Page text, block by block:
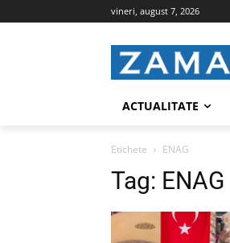
vineri, august 7, 2026
ACTUALITATE
Etichete ENAG
Tag: ENAG